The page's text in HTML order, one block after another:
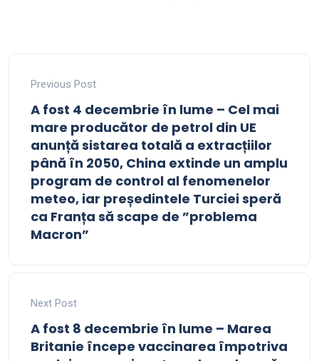
Previous Post
A fost 4 decembrie în lume – Cel mai
mare producător de petrol din UE
anunță sistarea totală a extracțiilor
până în 2050, China extinde un amplu
program de control al fenomenelor
meteo, iar președintele Turciei speră
ca Franța să scape de ”problema
Macron”
Next Post
A fost 8 decembrie în lume – Marea
Britanie începe vaccinarea împotriva